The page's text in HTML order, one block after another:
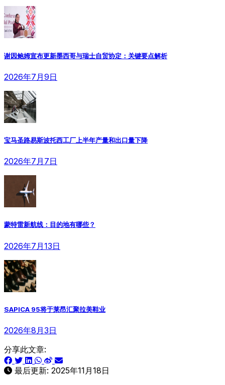
谢因鲍姆宣布更新墨西哥与瑞士自贸协定：关键要点解析
2026年7月9日
宝马圣路易斯波托西工厂上半年产量和出口量下降
2026年7月7日
蒙特雷新航线：目的地有哪些？
2026年7月13日
SAPICA 95将于莱昂汇聚拉美鞋业
2026年8月3日
分享此文章:
最后更新: 2025年11月18日